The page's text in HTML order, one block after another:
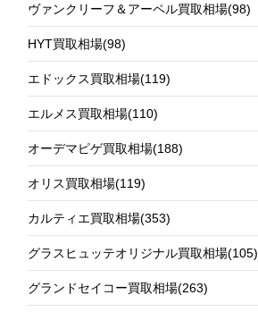
ヴァンクリーフ＆アーペル買取相場(98)
HYT買取相場(98)
エドックス買取相場(119)
エルメス買取相場(110)
オーデマピゲ買取相場(188)
オリス買取相場(119)
カルティエ買取相場(353)
グラスヒュッテオリジナル買取相場(105)
グランドセイコー買取相場(263)